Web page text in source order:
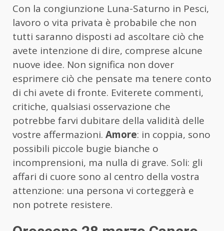
Con la congiunzione Luna-Saturno in Pesci,
lavoro o vita privata è probabile che non
tutti saranno disposti ad ascoltare ciò che
avete intenzione di dire, comprese alcune
nuove idee. Non significa non dover
esprimere ciò che pensate ma tenere conto
di chi avete di fronte. Eviterete commenti,
critiche, qualsiasi osservazione che
potrebbe farvi dubitare della validità delle
vostre affermazioni. Amore: in coppia, sono
possibili piccole bugie bianche o
incomprensioni, ma nulla di grave. Soli: gli
affari di cuore sono al centro della vostra
attenzione: una persona vi corteggerà e
non potrete resistere.